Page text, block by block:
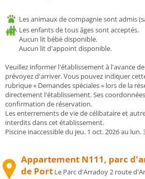
Les animaux de compagnie sont admis
Les enfants de tous âges sont acceptés.
Aucun lit bébé disponible.
Aucun lit d'appoint disponible.
Veuillez informer l'établissement à l'avance
prévoyez d'arriver. Vous pouvez indiquer
rubrique « Demandes spéciales » lors de la
directement l'établissement. Ses
confirmation de réservation.
Les enterrements de vie de célibataire et
interdits dans cet établissement.
Piscine inaccessible du jeu. 1 oct. 2026 au lun.
Appartement N111, parc
de Port Le Parc d'Arradoy 2 route